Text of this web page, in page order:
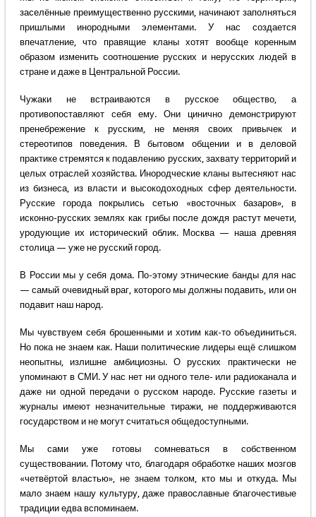
заселённые преимущественно русскими, начинают заполняться
пришлыми инородными элементами. У нас создается
впечатление, что правящие кланы хотят вообще коренным
образом изменить соотношение русских и нерусских людей в
стране и даже в Центральной России.
Чужаки не встраиваются в русское общество, а
противопоставляют себя ему. Они цинично демонстрируют
пренебрежение к русским, не меняя своих привычек и
стереотипов поведения. В бытовом общении и в деловой
практике стремятся к подавлению русских, захвату территорий и
целых отраслей хозяйства. Инородческие кланы вытесняют нас
из бизнеса, из власти и высокодоходных сфер деятельности.
Русские города покрылись сетью «восточных базаров», в
исконно-русских землях как грибы после дождя растут мечети,
уродующие их исторический облик. Москва — наша древняя
столица — уже не русский город.
В России мы у себя дома. По-этому этнические банды для нас
— самый очевидный враг, которого мы должны подавить, или он
подавит наш народ.
Мы чувствуем себя брошенными и хотим как-то объединиться.
Но пока не знаем как. Наши политические лидеры ещё слишком
неопытны, излишне амбициозны. О русских практически не
упоминают в СМИ. У нас нет ни одного теле- или радиоканала и
даже ни одной передачи о русском народе. Русские газеты и
журналы имеют незначительные тиражи, не поддерживаются
государством и не могут считаться общедоступными.
Мы сами уже готовы сомневаться в собственном
существовании. Потому что, благодаря обработке наших мозгов
«четвёртой властью», не знаем толком, кто мы и откуда. Мы
мало знаем нашу культуру, даже православные благочестивые
традиции едва вспоминаем.